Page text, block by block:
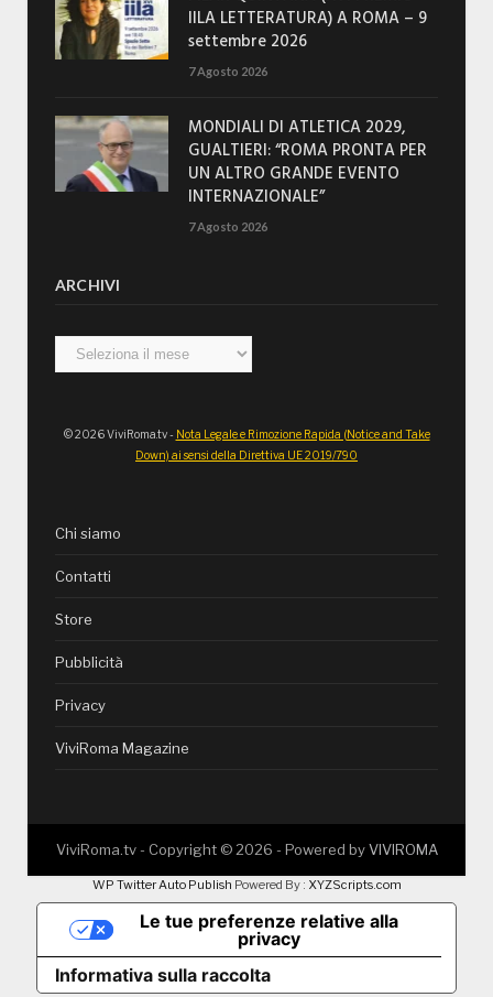
IILA LETTERATURA) A ROMA – 9
settembre 2026
7 Agosto 2026
MONDIALI DI ATLETICA 2029,
GUALTIERI: “ROMA PRONTA PER
UN ALTRO GRANDE EVENTO
INTERNAZIONALE”
7 Agosto 2026
ARCHIVI
Archivi
© 2026 ViviRoma.tv - Nota Legale e Rimozione Rapida (Notice and Take
Down) ai sensi della Direttiva UE 2019/790
Chi siamo
Contatti
Store
Pubblicità
Privacy
ViviRoma Magazine
ViviRoma.tv - Copyright ©2026 - Powered byVIVIROMA
WP Twitter Auto Publish Powered By : XYZScripts.com
Informativa sulla raccolta
Le tue preferenze relative alla
privacy